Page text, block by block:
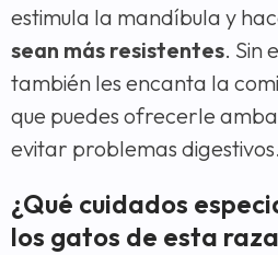
estimula la mandíbula y
sean más resistentes. Sin
también les encanta la
que puedes ofrecerle
evitar problemas digestivos.
¿Qué cuidados
los gatos de esta